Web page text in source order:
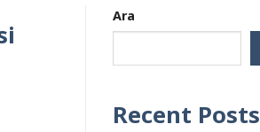
Ara
Recent Posts